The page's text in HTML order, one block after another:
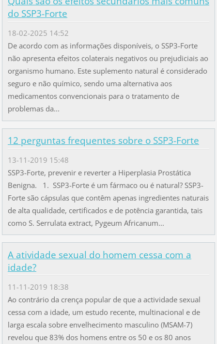
do SSP3-Forte
18-02-2025 14:52
De acordo com as informações disponíveis, o SSP3-Forte
não apresenta efeitos colaterais negativos ou prejudiciais ao
organismo humano. Este suplemento natural é considerado
seguro e não químico, sendo uma alternativa aos
medicamentos convencionais para o tratamento de
problemas da...
12 perguntas frequentes sobre o SSP3-Forte
13-11-2019 15:48
SSP3-Forte, prevenir e reverter a Hiperplasia Prostática
Benigna. 1. SSP3-Forte é um fármaco ou é natural? SSP3-
Forte são cápsulas que contêm apenas ingredientes naturais
de alta qualidade, certificados e de potência garantida, tais
como S. Serrulata extract, Pygeum Africanum...
A atividade sexual do homem cessa com a
idade?
11-11-2019 18:38
Ao contrário da crença popular de que a actividade sexual
cessa com a idade, um estudo recente, multinacional e de
larga escala sobre envelhecimento masculino (MSAM-7)
revelou que 83% dos homens entre os 50 e os 80 anos